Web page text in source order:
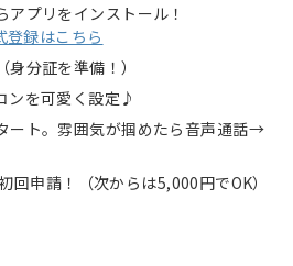
アプリをインストール！
録はこちら
分証を準備！）
ンを可愛く設定♪
ート。雰囲気が掴めたら音声通話→
回申請！（次からは5,000円でOK）